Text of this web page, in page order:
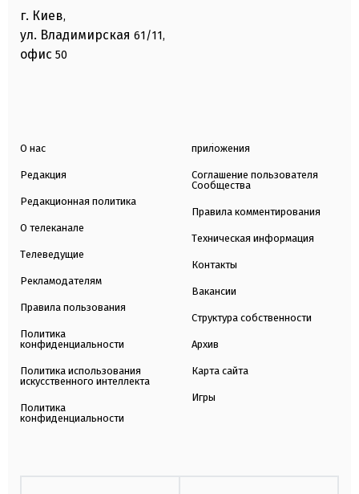
г. Киев,
ул. Владимирская 61/11,
офис 50
О нас
Редакция
Редакционная политика
О телеканале
Телеведущие
Рекламодателям
Правила пользования
Политика
конфиденциальности
Политика использования
искусственного интеллекта
Политика
конфиденциальности
приложения
Соглашение пользователя
Сообщества
Правила комментирования
Техническая информация
Контакты
Вакансии
Структура собственности
Архив
Карта сайта
Игры